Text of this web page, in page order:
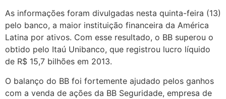
As informações foram divulgadas nesta quinta-feira (13)
pelo banco, a maior instituição financeira da América
Latina por ativos. Com esse resultado, o BB superou o
obtido pelo Itaú Unibanco, que registrou lucro líquido
de R$ 15,7 bilhões em 2013.
O balanço do BB foi fortemente ajudado pelos ganhos
com a venda de ações da BB Seguridade, empresa de